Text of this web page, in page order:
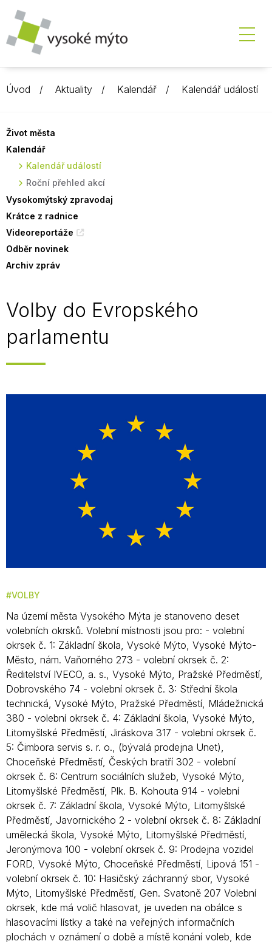
Úvod Aktuality Kalendář Kalendář událostí
Život města
Kalendář
Kalendář událostí
Roční přehled akcí
Vysokomýtský zpravodaj
Krátce z radnice
Videoreportáže
Odběr novinek
Archiv zpráv
Volby do Evropského
parlamentu
VOLBY
Na území města Vysokého Mýta je stanoveno deset
volebních okrsků. Volební místnosti jsou pro: - volební
okrsek č. 1: Základní škola, Vysoké Mýto, Vysoké Mýto-
Město, nám. Vaňorného 273 - volební okrsek č. 2:
Ředitelství IVECO, a. s., Vysoké Mýto, Pražské Předměstí,
Dobrovského 74 - volební okrsek č. 3: Střední škola
technická, Vysoké Mýto, Pražské Předměstí, Mládežnická
380 - volební okrsek č. 4: Základní škola, Vysoké Mýto,
Litomyšlské Předměstí, Jiráskova 317 - volební okrsek č.
5: Čimbora servis s. r. o., (bývalá prodejna Unet),
Choceňské Předměstí, Českých bratří 302 - volební
okrsek č. 6: Centrum sociálních služeb, Vysoké Mýto,
Litomyšlské Předměstí, Plk. B. Kohouta 914 - volební
okrsek č. 7: Základní škola, Vysoké Mýto, Litomyšlské
Předměstí, Javornického 2 - volební okrsek č. 8: Základní
umělecká škola, Vysoké Mýto, Litomyšlské Předměstí,
Jeronýmova 100 - volební okrsek č. 9: Prodejna vozidel
FORD, Vysoké Mýto, Choceňské Předměstí, Lipová 151 -
volební okrsek č. 10: Hasičský záchranný sbor, Vysoké
Mýto, Litomyšlské Předměstí, Gen. Svatoně 207 Volební
okrsek, kde má volič hlasovat, je uveden na obálce s
hlasovacími lístky a také na veřejných informačních
plochách v oznámení o době a místě konání voleb, kde